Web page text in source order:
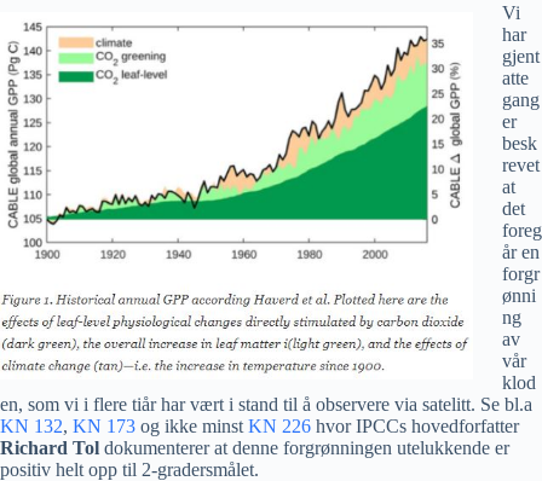
Vi
har
gjent
atte
gang
er
besk
revet
at
det
foreg
år en
forgr
ønni
ng
av
vår
klod
en, som vi i flere tiår har vært i stand til å observere via satelitt. Se bl.a
KN 132, KN 173 og ikke minst KN 226 hvor IPCCs hovedforfatter
Richard Tol dokumenterer at denne forgrønningen utelukkende er
positiv helt opp til 2-gradersmålet.